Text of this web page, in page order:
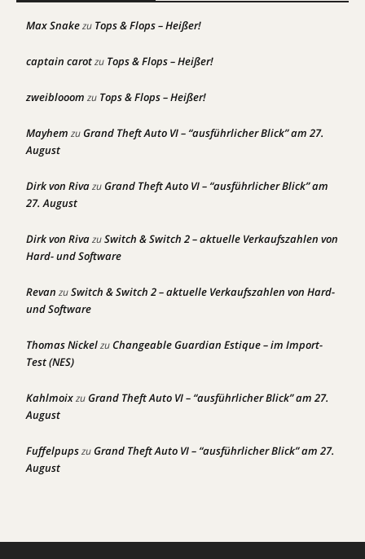
Max Snakezu Tops & Flops – Heißer!
captain carotzu Tops & Flops – Heißer!
zweiblooom zu Tops & Flops – Heißer!
Mayhem zuGrand Theft Auto VI – “ausführlicher Blick” am 27.
August
Dirk von RivazuGrand Theft Auto VI – “ausführlicher Blick” am
27. August
Dirk von RivazuSwitch & Switch 2 – aktuelle Verkaufszahlen von
Hard- und Software
Revan zuSwitch & Switch 2 – aktuelle Verkaufszahlen von Hard-
und Software
Thomas NickelzuChangeable Guardian Estique – im Import-
Test (NES)
KahlmoixzuGrand Theft Auto VI – “ausführlicher Blick” am 27.
August
FuffelpupszuGrand Theft Auto VI – “ausführlicher Blick” am 27.
August